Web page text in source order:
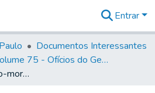
&
Coleções
Tudo na
Biblioteca
Entrar
Documentos Interessantes
Volume 75 - Ofícios do General Martim Lopes Lobo de Saldanha (Governador da Capitania): 1776-1777
Carta para o Sargento-mor de Auxiliares da comarca de Paranaguá Francisco José Monteiro